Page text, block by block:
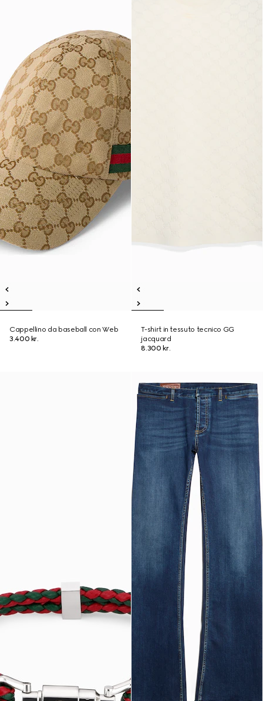
Cappellino da baseball con Web
3.400 kr.
T-shirt in tessuto tecnico GG
jacquard
8.300 kr.